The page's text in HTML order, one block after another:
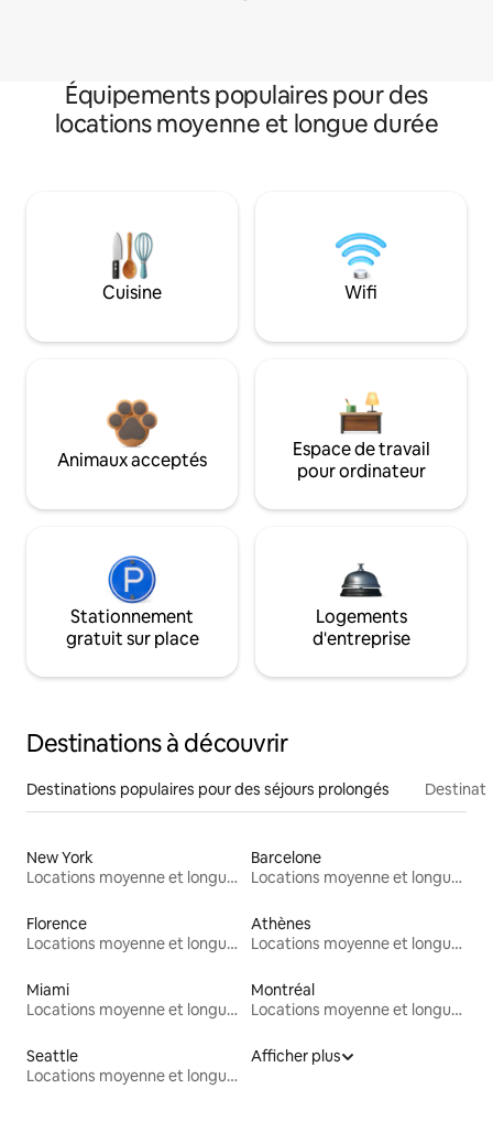
Équipements populaires pour des
locations moyenne et longue durée
Cuisine Wifi
Animaux acceptés
Espace de travail
pour ordinateur
Stationnement
gratuit sur place
Logements
d'entreprise
Destinations à découvrir
Destinations populaires pour des séjours prolongés
New York
Locations moyenne et longue durée
Barcelone
Locations moyenne et longue durée
Florence
Locations moyenne et longue durée
Athènes
Locations moyenne et longue durée
Miami
Locations moyenne et longue durée
Montréal
Locations moyenne et longue durée
Seattle
Locations moyenne et longue durée
Afficher plus